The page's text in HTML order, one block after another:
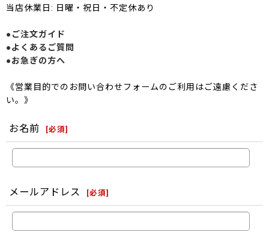
当店休業日: 日曜・祝日・不定休あり
●ご注文ガイド
●よくあるご質問
●お急ぎの方へ
《営業目的でのお問い合わせフォームのご利用はご遠慮くださ
い。》
お名前 [必須]
メールアドレス [必須]